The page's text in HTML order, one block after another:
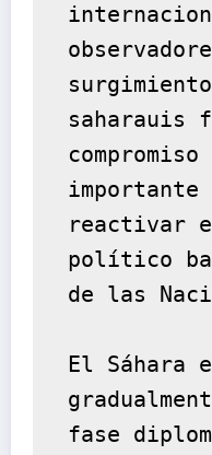
saharauis
importante
reactivar
político
de las
El Sáhara
fase